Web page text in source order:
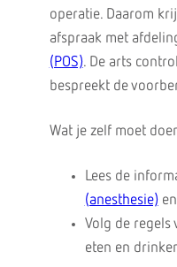
operatie. Daarom
afspraak met
(POS). De arts
bespreekt de
Wat je zelf moet
Lees de
(anesthesie)en
Volg de regels
eten en